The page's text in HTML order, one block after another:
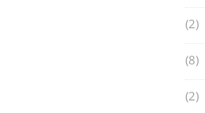
(2)
(8)
(2)